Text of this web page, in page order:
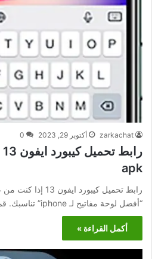
zarkachat أكتوبر 29, 2023 0
apk
“أفضل لوحة مفاتيح لـ iphone” تناسبك. قم…
أكمل القراءة »